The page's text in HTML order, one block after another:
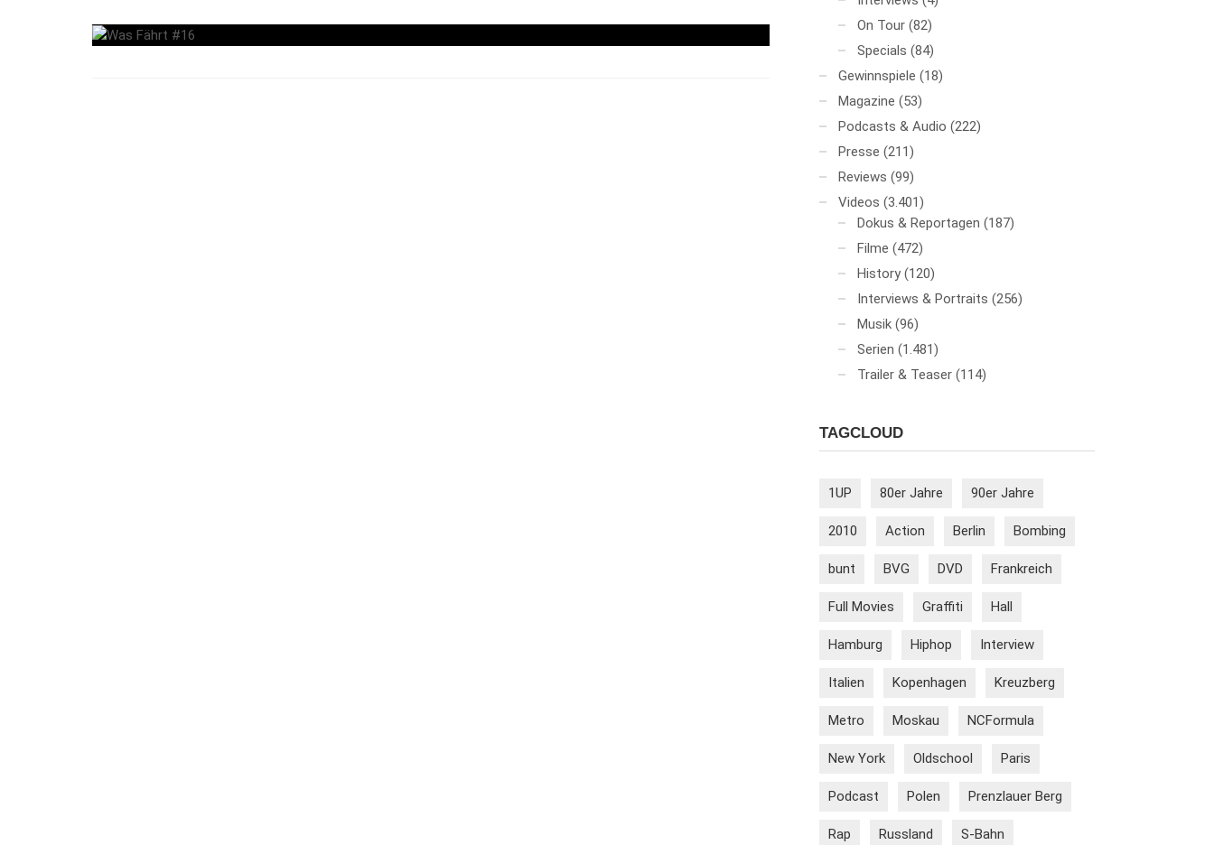
On Tour (82)
Specials (84)
Gewinnspiele (18)
Magazine (53)
Podcasts & Audio (222)
Presse (211)
Reviews (99)
Videos (3.401)
Dokus & Reportagen (187)
Filme (472)
History (120)
Interviews & Portraits (256)
Musik (96)
Serien (1.481)
Trailer & Teaser (114)
TAGCLOUD
1UP 80er Jahre 90er Jahre
2010 Action Berlin Bombing
bunt BVG DVD Frankreich
Full Movies Graffiti Hall
Hamburg Hiphop Interview
Italien Kopenhagen Kreuzberg
Metro Moskau NCFormula
New York Oldschool Paris
Podcast Polen Prenzlauer Berg
Rap Russland S-Bahn